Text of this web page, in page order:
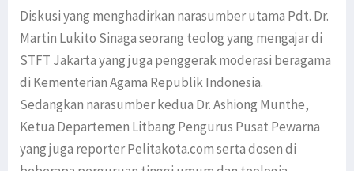
Diskusi yang menghadirkan narasumber utama Pdt. Dr.
Martin Lukito Sinaga seorang teolog yang mengajar di
STFT Jakarta yang juga penggerak moderasi beragama
di Kementerian Agama Republik Indonesia.
Sedangkan narasumber kedua Dr. Ashiong Munthe,
Ketua Departemen Litbang Pengurus Pusat Pewarna
yang juga reporter Pelitakota.com serta dosen di